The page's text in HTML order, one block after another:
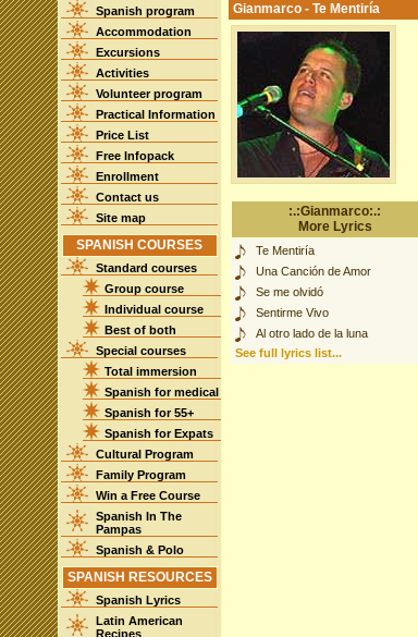
Spanish program
Accommodation
Excursions
Activities
Volunteer program
Practical Information
Price List
Free Infopack
Enrollment
Contact us
Site map
SPANISH COURSES
Standard courses
Group course
Individual course
Best of both
Special courses
Total immersion
Spanish for medical
Spanish for 55+
Spanish for Expats
Cultural Program
Family Program
Win a Free Course
Spanish In The
Pampas
Spanish & Polo
SPANISH RESOURCES
Spanish Lyrics
Latin American
Recipes
Gianmarco - Te Mentiría
:.:Gianmarco:.:
More Lyrics
Te Mentiría
Una Canción de Amor
Se me olvidó
Sentirme Vivo
Al otro lado de la luna
See full lyrics list...